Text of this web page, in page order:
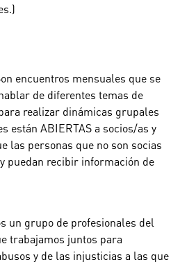
encuentros mensuales que se
de diferentes temas de
realizar dinámicas grupales
están ABIERTAS a socios/as y
las personas que no son socias
puedan recibir información de
un grupo de profesionales del
trabajamos juntos para
y de las injusticias a las que